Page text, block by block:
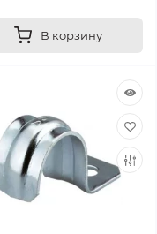
В корзину